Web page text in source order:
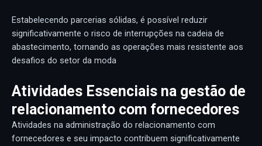
Estabelecendo parcerias sólidas, é possível reduzir
significativamente o risco de interrupções na cadeia de
abastecimento, tornando as operações mais resistente aos
desafios do setor da moda
Atividades Essenciais na gestão de
relacionamento com fornecedores
Atividades na administração do relacionamento com
fornecedores e seu impacto contribuem significativamente